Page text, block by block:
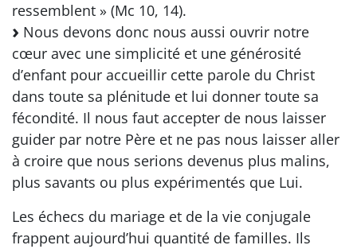
ressemblent » (Mc 10, 14).
Nous devons donc nous aussi ouvrir notre
cœur avec une simplicité et une générosité
d’enfant pour accueillir cette parole du Christ
dans toute sa plénitude et lui donner toute sa
fécondité. Il nous faut accepter de nous laisser
guider par notre Père et ne pas nous laisser aller
à croire que nous serions devenus plus malins,
plus savants ou plus expérimentés que Lui.
Les échecs du mariage et de la vie conjugale
frappent aujourd’hui quantité de familles. Ils